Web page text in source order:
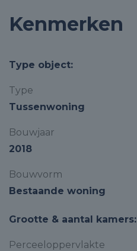
Kenmerken
Type object:
Type
Tussenwoning
Bouwjaar
2018
Bouwvorm
Bestaande woning
Grootte & aantal kamers:
Perceeloppervlakte